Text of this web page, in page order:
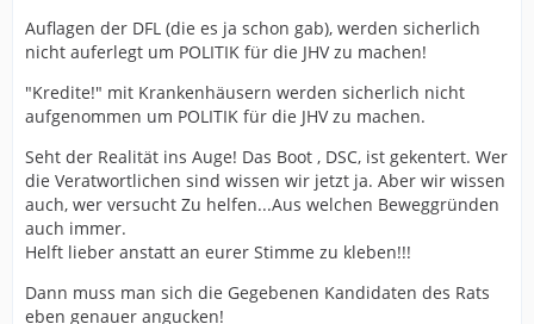
Auflagen der DFL (die es ja schon gab), werden sicherlich
nicht auferlegt um POLITIK für die JHV zu machen!
"Kredite!" mit Krankenhäusern werden sicherlich nicht
aufgenommen um POLITIK für die JHV zu machen.
Seht der Realität ins Auge! Das Boot , DSC, ist gekentert. Wer
die Veratwortlichen sind wissen wir jetzt ja. Aber wir wissen
auch, wer versucht Zu helfen...Aus welchen Beweggründen
auch immer.
Helft lieber anstatt an eurer Stimme zu kleben!!!
Dann muss man sich die Gegebenen Kandidaten des Rats
eben genauer angucken!